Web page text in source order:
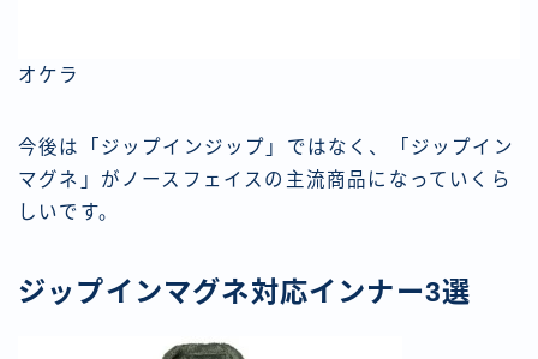
オケラ
今後は「ジップインジップ」ではなく、「ジップイン
マグネ」がノースフェイスの主流商品になっていくら
しいです。
ジップインマグネ対応インナー3選